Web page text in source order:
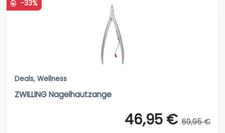
-33%
Deals, Wellness
ZWILLING Nagelhautzange
46,95 € 69,95 €